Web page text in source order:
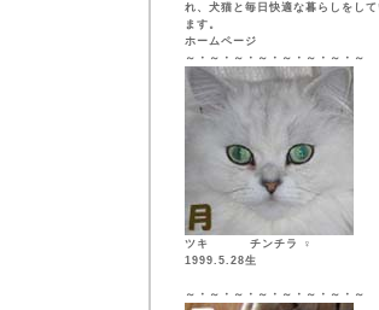
れ、犬猫と毎日快適な暮らしをして
ます。
ホームページ
～・～・～・～・～・～・～・～
ツキ チンチラ ♀
1999.5.28生
～・～・～・～・～・～・～・～